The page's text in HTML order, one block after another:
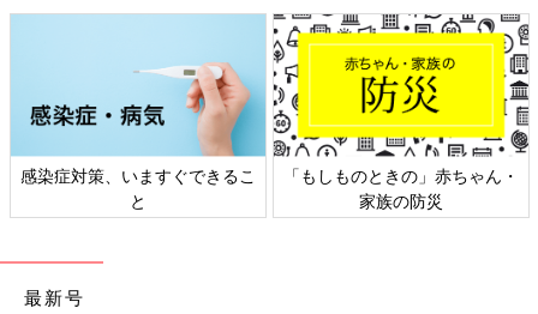
感染症対策、いますぐできるこ
と
「もしものときの」赤ちゃん・
家族の防災
最新号